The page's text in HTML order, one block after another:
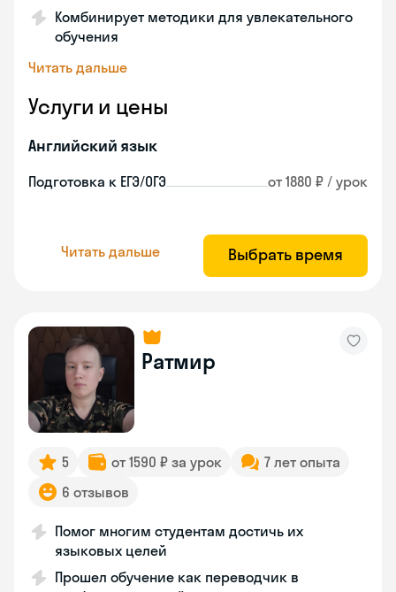
Комбинирует методики для увлекательного
обучения
Читать дальше
Услуги и цены
Английский язык
Подготовка к ЕГЭ/ОГЭ от 1880 ₽ / урок
Читать дальше Выбрать время
Ратмир
5 от 1590 ₽ за урок
7 лет опыта
6 отзывов
Помог многим студентам достичь их
языковых целей
Прошел обучение как переводчик в